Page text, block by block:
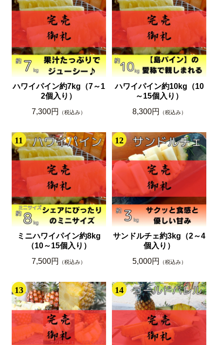
ハワイパイン約7kg（7～1
2個入り）
7,300円
（税込み）
ハワイパイン約10kg（10
～15個入り）
8,300円
（税込み）
11
ミニハワイパイン約8kg
（10～15個入り）
7,500円
（税込み）
12
サンドルチェ約3kg（2～4
個入り）
5,000円
（税込み）
13 14